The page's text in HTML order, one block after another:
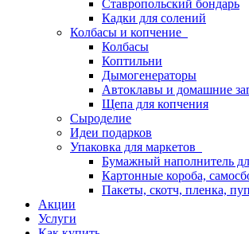
Ставропольский бондарь
Кадки для солений
Колбасы и копчение
Колбасы
Коптильни
Дымогенераторы
Автоклавы и домашние
Щепа для копчения
Сыроделие
Идеи подарков
Упаковка для маркетов
Бумажный наполнитель
Картонные короба,
Пакеты, скотч, пленка,
Акции
Услуги